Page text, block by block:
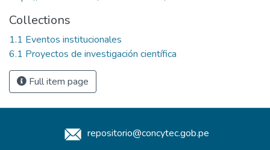
Collections
1.1 Eventos institucionales
6.1 Proyectos de investigación científica
Full item page
repositorio@concytec.gob.pe